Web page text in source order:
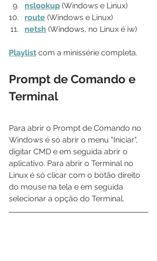
nslookup (Windows e Linux)
route (Windows e Linux)
netsh (Windows, no Linux é iw)
Playlist com a minissérie completa.
Prompt de Comando e
Terminal
Para abrir o Prompt de Comando no
Windows é só abrir o menu "Iniciar",
digitar CMD e em seguida abrir o
aplicativo. Para abrir o Terminal no
Linux é só clicar com o botão direito
do mouse na tela e em seguida
selecionar a opção do Terminal.